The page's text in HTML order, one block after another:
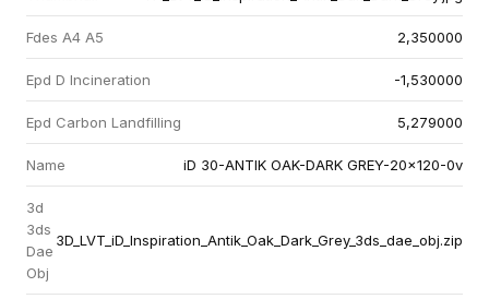
Fdes A4 A5 2,350000
Epd D Incineration -1,530000
Epd Carbon Landfilling 5,279000
Name iD 30-ANTIK OAK-DARK GREY-20x120-0v
3d
3ds
Dae
Obj
3D_LVT_iD_Inspiration_Antik_Oak_Dark_Grey_3ds_dae_obj.zip